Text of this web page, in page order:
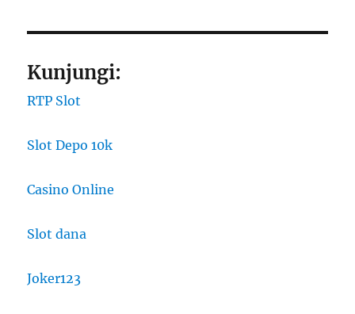
Kunjungi:
RTP Slot
Slot Depo 10k
Casino Online
Slot dana
Joker123